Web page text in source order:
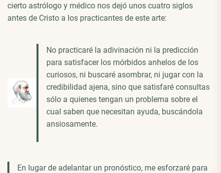
cierto astrólogo y médico nos dejó unos cuatro siglos
antes de Cristo a los practicantes de este arte:
No practicaré la adivinación ni la predicción
para satisfacer los mórbidos anhelos de los
curiosos, ni buscaré asombrar, ni jugar con la
credibilidad ajena, sino que satisfaré consultas
sólo a quienes tengan un problema sobre el
cual saben que necesitan ayuda, buscándola
ansiosamente.
En lugar de adelantar un pronóstico, me esforzaré para